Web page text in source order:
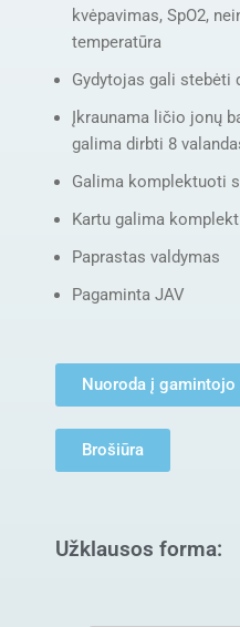
kvėpavimas, SpO2,
temperatūra
Gydytojas gali stebėti
Įkraunama ličio jonų
galima dirbti 8
Galima komplektuoti
Kartu galima
Paprastas valdymas
Pagaminta JAV
Nuoroda į gamintojo
Brošiūra
Užklausos forma: